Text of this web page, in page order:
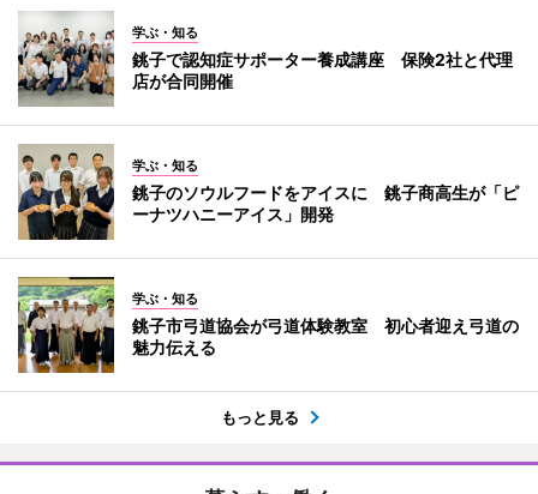
学ぶ・知る
銚子で認知症サポーター養成講座 保険2社と代理
店が合同開催
学ぶ・知る
銚子のソウルフードをアイスに 銚子商高生が「ピ
ーナツハニーアイス」開発
学ぶ・知る
銚子市弓道協会が弓道体験教室 初心者迎え弓道の
魅力伝える
もっと見る